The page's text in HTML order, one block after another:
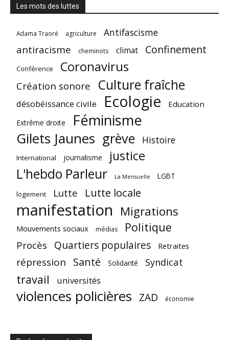
Les mots des luttes
Adama Traoré agriculture Antifascisme
antiracisme cheminots climat Confinement
Conférence Coronavirus
Création sonore Culture fraîche
désobéissance civile Ecologie Education
Extrême droite Féminisme
Gilets Jaunes grève Histoire
International journalisme justice
L'hebdo Parleur La Mensuelle
LGBT
logement
Lutte Lutte locale
manifestation Migrations
Mouvements sociaux médias Politique
Procès Quartiers populaires Retraites
répression Santé Solidarité Syndicat
travail universités
violences policières ZAD économie